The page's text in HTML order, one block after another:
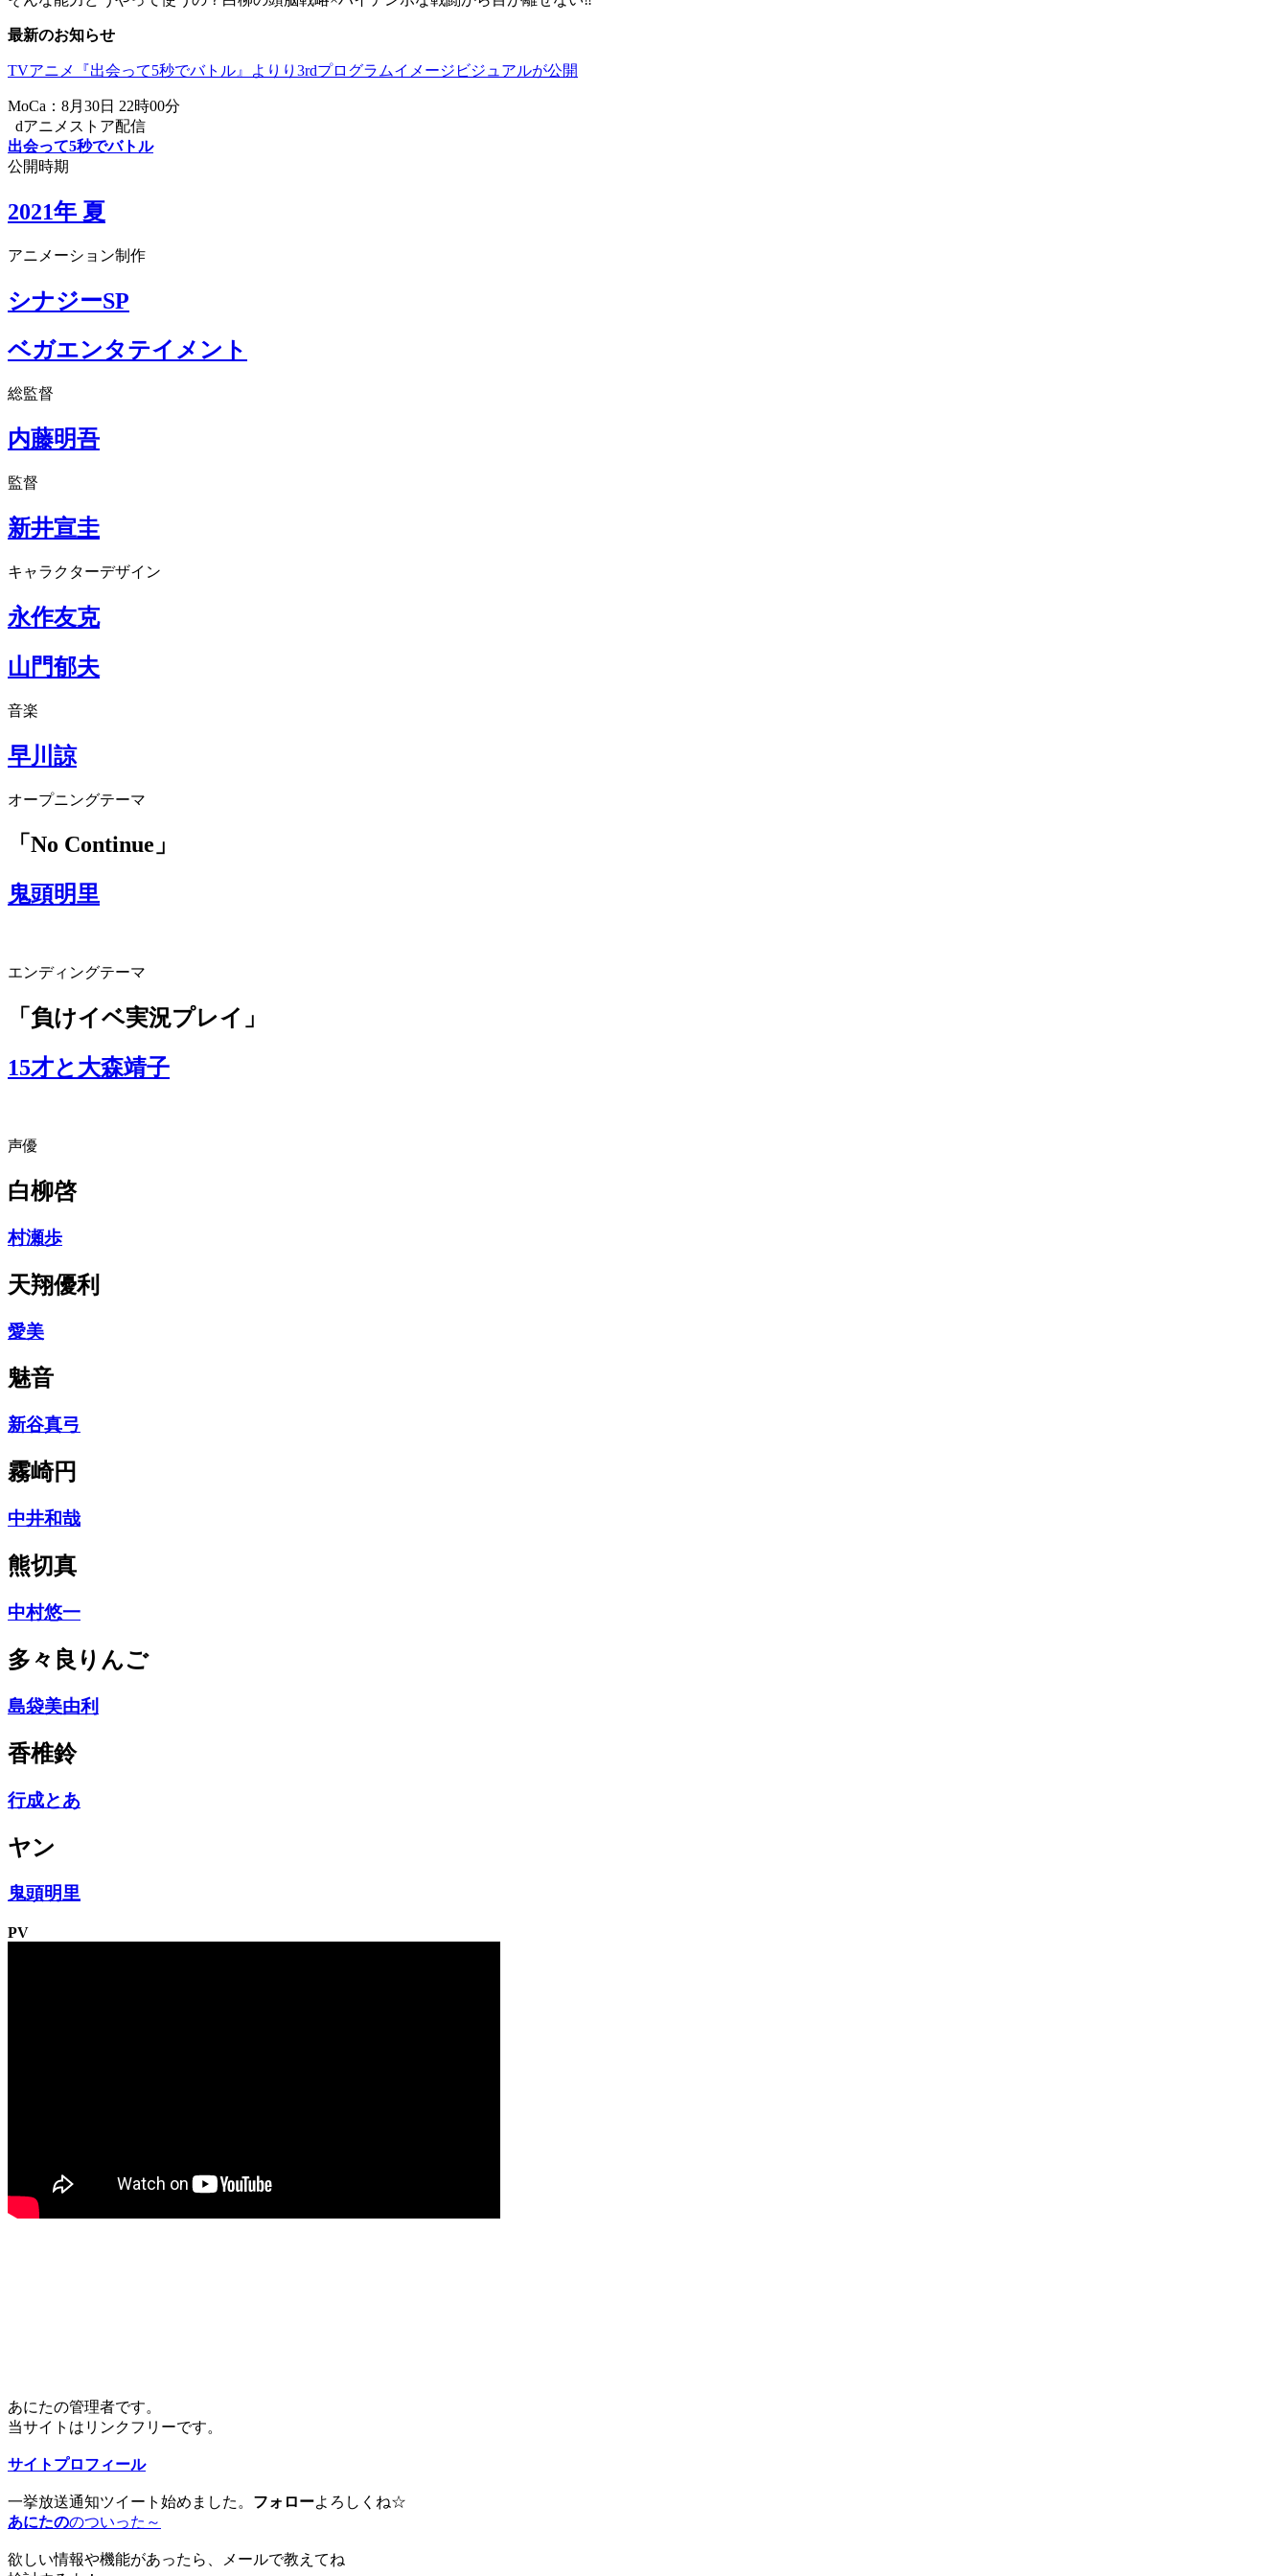
最新のお知らせ
TVアニメ『出会って5秒でバトル』よりり3rdプログラムイメージビジュアルが公開
MoCa：8月30日 22時00分
dアニメストア配信
出会って5秒でバトル
公開時期
2021年 夏
アニメーション制作
シナジーSP
ベガエンタテイメント
総監督
内藤明吾
監督
新井宣圭
キャラクターデザイン
永作友克
山門郁夫
音楽
早川諒
オープニングテーマ
「No Continue」
鬼頭明里
エンディングテーマ
「負けイベ実況プレイ」
15才と大森靖子
声優
白柳啓
村瀬歩
天翔優利
愛美
魅音
新谷真弓
霧崎円
中井和哉
熊切真
中村悠一
多々良りんご
島袋美由利
香椎鈴
行成とあ
ヤン
鬼頭明里
PV
あにたの管理者です。
当サイトはリンクフリーです。
サイトプロフィール
一挙放送通知ツイート始めました。 フォローよろしくね☆
あにたののついった～
欲しい情報や機能があったら、メールで教えてね